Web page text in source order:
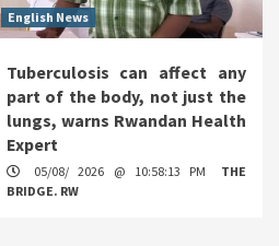
English News
Tuberculosis can affect any
part of the body, not just the
lungs, warns Rwandan Health
Expert
05/08/ 2026 @ 10:58:13 PM
THE
BRIDGE. RW